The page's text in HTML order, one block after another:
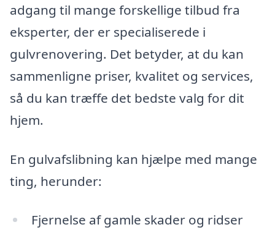
adgang til mange forskellige tilbud fra
eksperter, der er specialiserede i
gulvrenovering. Det betyder, at du kan
sammenligne priser, kvalitet og services,
så du kan træffe det bedste valg for dit
hjem.
En gulvafslibning kan hjælpe med mange
ting, herunder:
Fjernelse af gamle skader og ridser